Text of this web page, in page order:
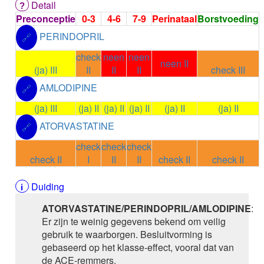
ALEMTUZUMAB
ALENDRONAAT
ALENDRONAAT/VIT D3
ALENDRONAAT / VITAMINE D3 / CACO3
ALFA-1-PROTEINASEREMMER humaan
ALFENTANYL HCl
ALFUZOSINE
ALGELDRAAT
ALGELDRAAT / MAGNESIUM HYDROXYDE
ALGINAAT Na / BICARBONAAT Na
ALGINAAT Na / Na BICARBONAAT / CALCIUM
ALGINEZUUR
ALGLUCOSIDASE alfa
ALIROCUMAB
ALITRETINOINE
ALIZAPRIDE
ALLOPURINOL
ALMOTRIPTAN
ALOGLIPTINE benzoaat
Detail
Preconceptie 0-3 4-6 7-9 PerinataalBorstvoeding
🔗
PERINDOPRIL
(ja) III
check
II
neen
II
neen
II
neen II
check III
🔗
AMLODIPINE
(ja) III
(ja) II (ja) II (ja) II (ja) II
(ja) II
🔗
ATORVASTATINE
check II
check
I
check
II
check
II
check II
check II
Duiding
ATORVASTATINE/PERINDOPRIL/AMLODIPINE:
Er zijn te weinig gegevens bekend om veilig
gebruik te waarborgen. Besluitvorming is
gebaseerd op het klasse-effect, vooral dat van
de ACE-remmers.